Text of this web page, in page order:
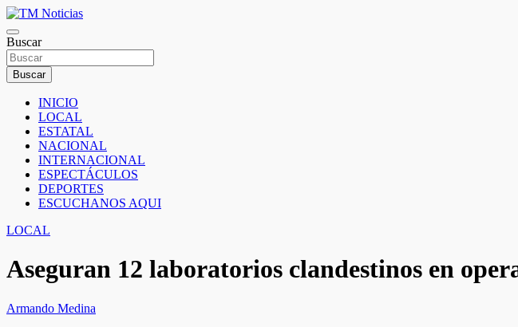
Saltar
al
contenido
TM Noticias
TM Noticias
Buscar
Buscar
INICIO
LOCAL
ESTATAL
NACIONAL
INTERNACIONAL
ESPECTÁCULOS
DEPORTES
ESCUCHANOS AQUI
LOCAL
Aseguran 12 laboratorios clandestinos en
Armando Medina